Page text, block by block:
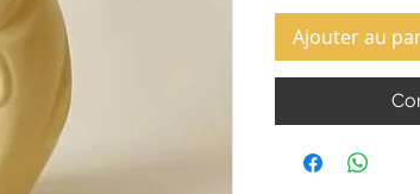
Ajouter au